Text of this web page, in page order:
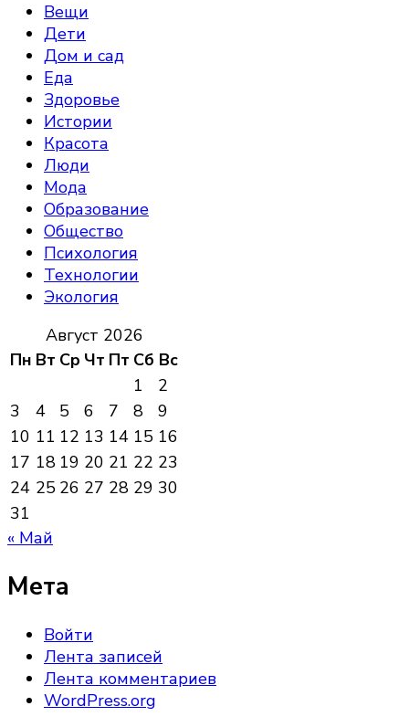
Вещи
Дети
Дом и сад
Еда
Здоровье
Истории
Красота
Люди
Мода
Образование
Общество
Психология
Технологии
Экология
Август 2026
Пн Вт Ср Чт Пт Сб Вс
1
2
3
4 5 6 7 8
9
10 11 12 13 14 15 16
17 18 19 20 21 22 23
24 25 26 27 28 29 30
31
« Май
Мета
Войти
Лента записей
Лента комментариев
WordPress.org